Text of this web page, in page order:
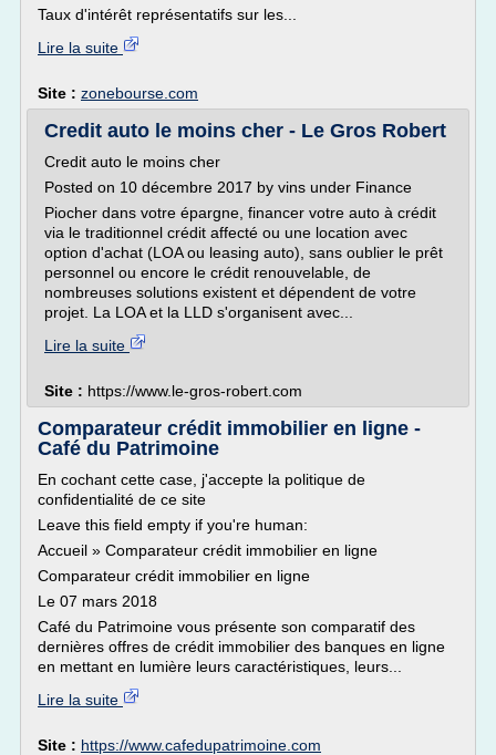
Taux d'intérêt représentatifs sur les...
Lire la suite
Site : zonebourse.com
Credit auto le moins cher - Le Gros Robert
Credit auto le moins cher
Posted on 10 décembre 2017 by vins under Finance
Piocher dans votre épargne, financer votre auto à crédit
via le traditionnel crédit affecté ou une location avec
option d'achat (LOA ou leasing auto), sans oublier le prêt
personnel ou encore le crédit renouvelable, de
nombreuses solutions existent et dépendent de votre
projet. La LOA et la LLD s'organisent avec...
Lire la suite
Site : https://www.le-gros-robert.com
Comparateur crédit immobilier en ligne -
Café du Patrimoine
En cochant cette case, j'accepte la politique de
confidentialité de ce site
Leave this field empty if you're human:
Accueil » Comparateur crédit immobilier en ligne
Comparateur crédit immobilier en ligne
Le 07 mars 2018
Café du Patrimoine vous présente son comparatif des
dernières offres de crédit immobilier des banques en ligne
en mettant en lumière leurs caractéristiques, leurs...
Lire la suite
Site : https://www.cafedupatrimoine.com